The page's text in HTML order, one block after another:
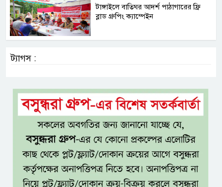
টাঙ্গাইলে বাতিঘর আদর্শ পাঠাগারের ফ্রি
ব্লাড গ্রুপিং ক্যাম্পেইন
ট্যাগস :